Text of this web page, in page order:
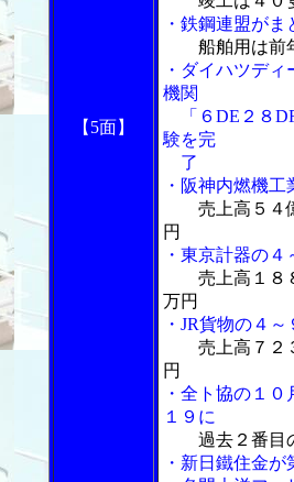
【5面】
・鉄鋼連盟が
船舶用は前
・ダイハツデ
機関
「６DE２８
験を完
了
・阪神内燃機工
売上高５４
円
・東京計器の
売上高１８
万円
・JR貨物の４～
売上高７２
円
・全ト協の１
１９に
過去２番目
・新日鐵住金